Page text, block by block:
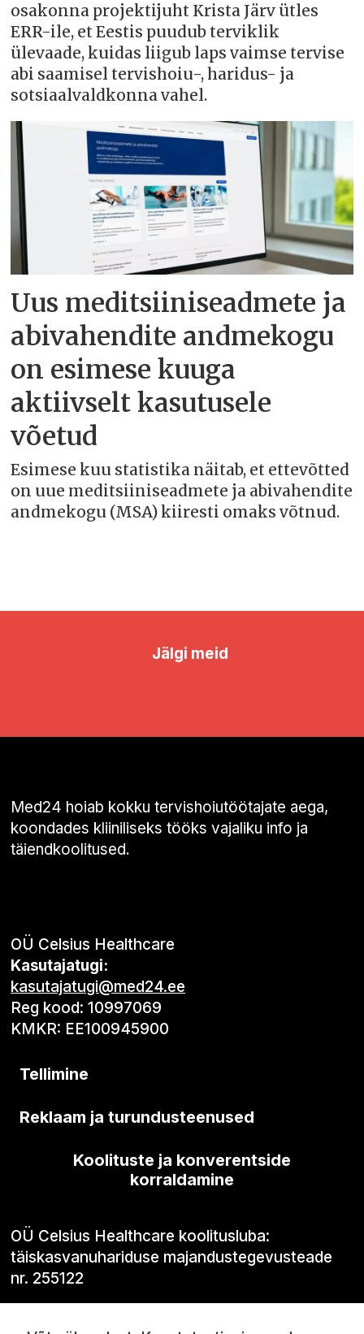
osakonna projektijuht Krista Järv ütles
ERR-ile, et Eestis puudub terviklik
ülevaade, kuidas liigub laps vaimse tervise
abi saamisel tervishoiu-, haridus- ja
sotsiaalvaldkonna vahel.
Uus meditsiiniseadmete ja
abivahendite andmekogu
on esimese kuuga
aktiivselt kasutusele
võetud
Esimese kuu statistika näitab, et ettevõtted
on uue meditsiiniseadmete ja abivahendite
andmekogu (MSA) kiiresti omaks võtnud.
Jälgi meid
Med24 hoiab kokku tervishoiutöötajate aega,
koondades kliiniliseks tööks vajaliku info ja
täiendkoolitused.
OÜ Celsius Healthcare
Kasutajatugi:
kasutajatugi@med24.ee
Reg kood: 10997069
KMKR: EE100945900
Tellimine
Reklaam ja turundusteenused
Koolituste ja konverentside
korraldamine
OÜ Celsius Healthcare koolitusluba:
täiskasvanuhariduse majandustegevusteade
nr. 255122